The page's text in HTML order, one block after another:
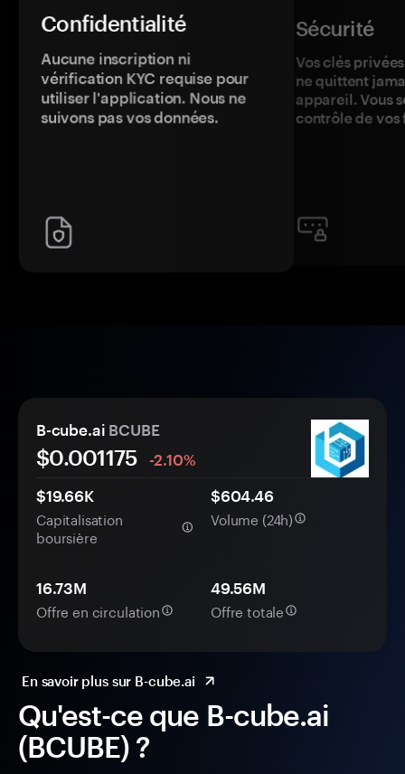
Confidentialité
Aucune inscription ni
vérification KYC requise pour
utiliser l'application. Nous ne
suivons pas vos données.
Sécurité
Vos clés
ne quittent
appareil. Vous
contrôle de vos
Qu'est-ce que B-cube.ai
(BCUBE) ?
B-cube.ai BCUBE
$0.001175
-2.10%
$19.66K
Capitalisation
boursière
$604.46
Volume (24h)
16.73M
Offre en circulation
49.56M
Offre totale
En savoir plus sur B-cube.ai